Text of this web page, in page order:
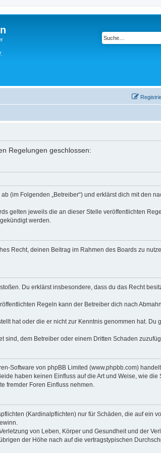
Regelungen geschlossen:
(im Folgenden „Betreiber“) und erklärst dich mit den
gelten jeweils die an dieser Stelle veröffentlichten
werden.
Recht, deinen Beitrag im Rahmen des Boards zu
Du erklärst insbesondere, dass du das Recht
Regeln kann der Betreiber dich nach
hat oder die er nicht zur Kenntnis genommen hat. Du
sind, dem Betreiber oder einem Dritten Schaden
Software von phpBB Limited (www.phpbb.com)
haben keinen Einfluss auf die Art und Weise, wie die
fremder Foren Einfluss nehmen.
(Kardinalpflichten) nur für Schäden, die auf ein
von Leben, Körper und Gesundheit und der
der Höhe nach auf die vertragstypischen